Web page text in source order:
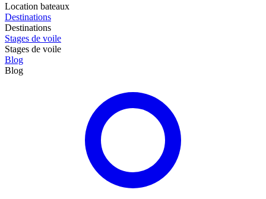
Location bateaux
Destinations
Destinations
Stages de voile
Stages de voile
Blog
Blog